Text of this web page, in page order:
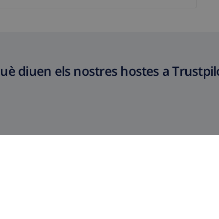
diuen els nostres hostes a